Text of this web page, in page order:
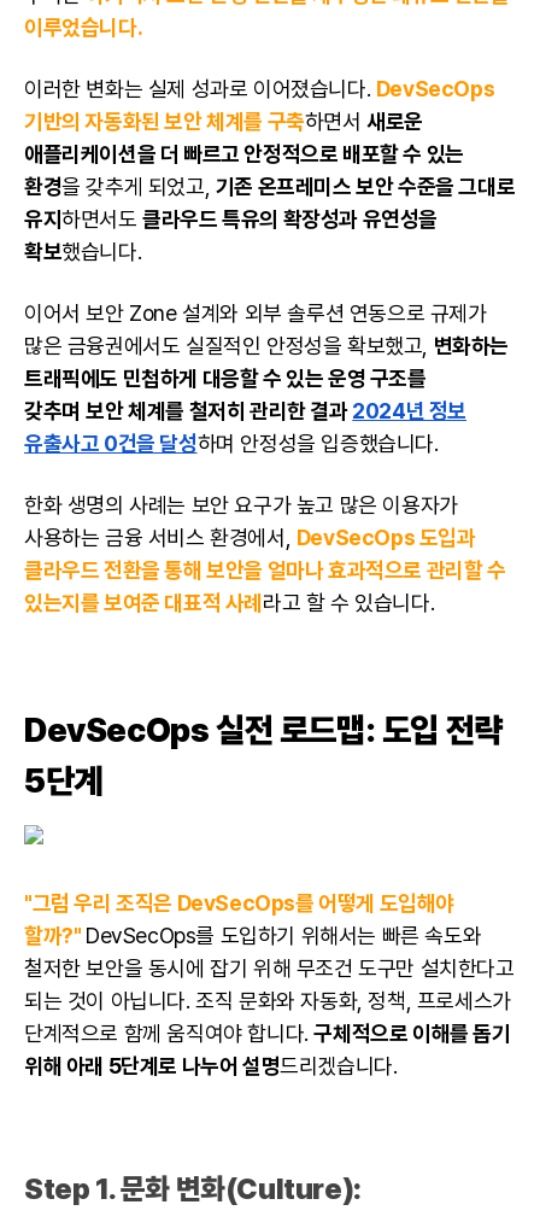
이루었습니다.
이러한 변화는 실제 성과로 이어졌습니다. DevSecOps
기반의 자동화된 보안 체계를 구축하면서새로운
애플리케이션을 더 빠르고 안정적으로 배포할 수 있는
환경을 갖추게 되었고, 기존 온프레미스 보안 수준을 그대로
유지하면서도클라우드 특유의 확장성과 유연성을
확보했습니다.
이어서 보안 Zone 설계와 외부 솔루션 연동으로 규제가
많은 금융권에서도 실질적인 안정성을 확보했고, 변화하는
트래픽에도 민첩하게 대응할 수 있는 운영 구조를
갖추며 보안 체계를 철저히 관리한 결과2024년 정보
유출사고 0건을 달성하며 안정성을 입증했습니다.
한화 생명의 사례는 보안 요구가 높고 많은 이용자가
사용하는 금융 서비스 환경에서, DevSecOps 도입과
클라우드 전환을 통해 보안을 얼마나 효과적으로 관리할 수
있는지를 보여준 대표적 사례라고 할 수 있습니다.
DevSecOps 실전 로드맵: 도입 전략
5단계
"그럼 우리 조직은 DevSecOps를 어떻게 도입해야
할까?" DevSecOps를 도입하기 위해서는 빠른 속도와
철저한 보안을 동시에 잡기 위해 무조건 도구만 설치한다고
되는 것이 아닙니다. 조직 문화와 자동화, 정책, 프로세스가
단계적으로 함께 움직여야 합니다.구체적으로 이해를 돕기
위해 아래 5단계로 나누어 설명드리겠습니다.
Step 1. 문화 변화(Culture):